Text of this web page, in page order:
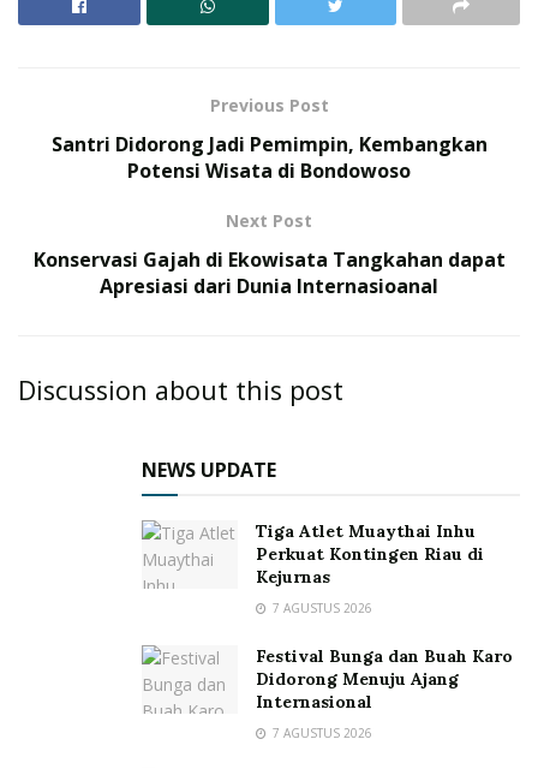
Previous Post
Santri Didorong Jadi Pemimpin, Kembangkan
Potensi Wisata di Bondowoso
Next Post
Konservasi Gajah di Ekowisata Tangkahan dapat
Apresiasi dari Dunia Internasioanal
Discussion about this post
NEWS UPDATE
Tiga Atlet Muaythai Inhu
Perkuat Kontingen Riau di
Kejurnas
7 AGUSTUS 2026
Festival Bunga dan Buah Karo
Didorong Menuju Ajang
Internasional
7 AGUSTUS 2026